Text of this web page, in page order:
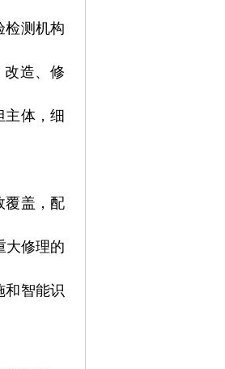
检测机构
造、修
体，细
覆盖，配
大修理的
和智能识